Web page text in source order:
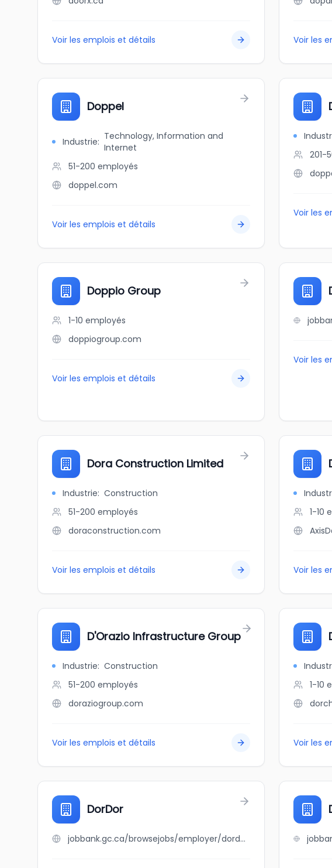
Voir les emplois et détails Voir les
Doppel
Industrie: Technology, Information and
Internet
51-200 employés
doppel.com
Voir les emplois et détails
201-
Voir les
Doppio Group
1-10 employés
doppiogroup.com
Voir les emplois et détails
Voir les
Dora Construction Limited
Industrie: Construction
51-200 employés
doraconstruction.com
Voir les emplois et détails
1-10
Voir les
D'Orazio Infrastructure Group
Industrie: Construction
51-200 employés
doraziogroup.com
Voir les emplois et détails
1-10
Voir les
DorDor
jobbank.gc.ca/browsejobs/employer/dordor/ca